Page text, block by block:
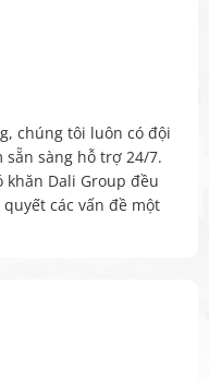
chúng tôi luôn có đội
sàng hỗ trợ 24/7.
khăn Dali Group đều
các vấn đề một